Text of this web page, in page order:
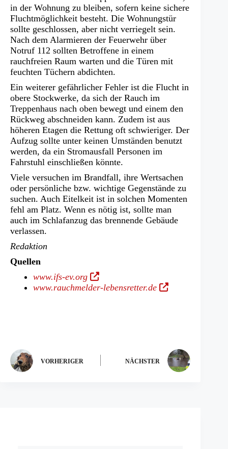
in der Wohnung zu bleiben, sofern keine sichere
Fluchtmöglichkeit besteht. Die Wohnungstür
sollte geschlossen, aber nicht verriegelt sein.
Nach dem Alarmieren der Feuerwehr über
Notruf 112 sollten Betroffene in einem
rauchfreien Raum warten und die Türen mit
feuchten Tüchern abdichten.
Ein weiterer gefährlicher Fehler ist die Flucht in
obere Stockwerke, da sich der Rauch im
Treppenhaus nach oben bewegt und einem den
Rückweg abschneiden kann. Zudem ist aus
höheren Etagen die Rettung oft schwieriger. Der
Aufzug sollte unter keinen Umständen benutzt
werden, da ein Stromausfall Personen im
Fahrstuhl einschließen könnte.
Viele versuchen im Brandfall, ihre Wertsachen
oder persönliche bzw. wichtige Gegenstände zu
suchen. Auch Eitelkeit ist in solchen Momenten
fehl am Platz. Wenn es nötig ist, sollte man
auch im Schlafanzug das brennende Gebäude
verlassen.
Redaktion
Quellen
www.ifs-ev.org(Öffnet
in
www.rauchmelder-lebensretter.de(Öffnet
VORHERIGER NÄCHSTER